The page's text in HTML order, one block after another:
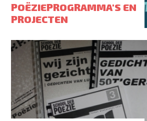
POËZIEPROGRAMMA'S EN
PROJECTEN